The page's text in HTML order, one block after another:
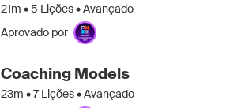
21m •5 Lições • Avançado
Aprovado por
Coaching Models
23m •7Lições • Avançado